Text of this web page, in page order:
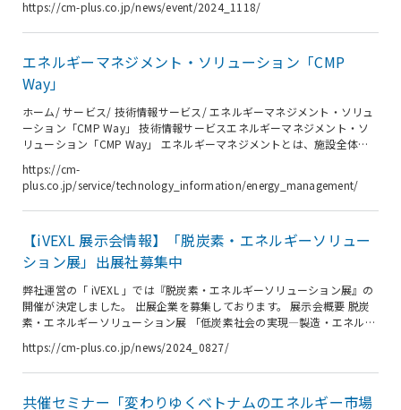
減の取り組みを紹介しております。 記事概要 表題 「Decarbonizing
Pharmaceutical Manufacturing Facilities for Drug Products’ Carbon
長...
https://cm-plus.co.jp/news/event/2024_1118/
エネルギーマネジメント・ソリューション「CMP
Way」
ホーム/ サービス/ 技術情報サービス/ エネルギーマネジメント・ソリュ
ーション「CMP Way」 技術情報サービスエネルギーマネジメント・ソ
リューション「CMP Way」 エネルギーマネジメントとは、施設全体の
ラスは、エネルギーマネジメントのソリューションを「CMP Way®」と
してご提供します。 CMP Wayは、「生産性の向上」と「消費エネルギ
ーの削減」という二つの視点で、また工場施設全体システムの観点でア
出へとつなげます。 シーエムプラスは、エネルギーに関す...
https://cm-
plus.co.jp/service/technology_information/energy_management/
【iVEXL 展示会情報】「脱炭素・エネルギーソリュー
ション展」出展社募集中
弊社運営の「 iVEXL 」では『脱炭素・エネルギーソリューション展』の
開催が決定しました。 出展企業を募集しております。 展示会概要 脱炭
素・エネルギーソリューション展 「低炭素社会の実現―製造・エネルギ
て、2030年に温室効果ガス排出量を2013年比で46％削減する目標を設
定し、省エネルギー対策の徹底と再生可能エネルギーの導入拡大を推進
体連合会にて2022年に製薬業界の地球温暖化対策（2020年度実績及び
https://cm-plus.co.jp/news/2024_0827/
共催セミナー「変わりゆくベトナムのエネルギー市場